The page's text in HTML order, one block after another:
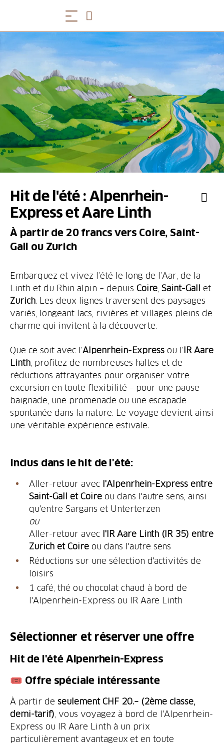
Hit de l'été : Alpenrhein-
Express et Aare Linth
À partir de 20 francs vers Coire, Saint-
Gall ou Zurich
Embarquez et vivez l’été le long de l’Aar, de la
Linth et du Rhin alpin – depuis Coire ,Saint‑Gall et
Zurich. Les deux lignes traversent des paysages
variés, longeant lacs, rivières et villages pleins de
charme qui invitent à la découverte.
Que ce soit avec l’Alpenrhein‑Express ou l’IR Aare
Linth, profitez de nombreuses haltes et de
réductions attrayantes pour organiser votre
excursion en toute flexibilité – pour une pause
baignade, une promenade ou une escapade
spontanée dans la nature. Le voyage devient ainsi
une véritable expérience estivale.
Inclus dans le hit de l'été:
Aller-retour avec l'Alpenrhein-Express entre
Saint-Gall et Coireou dans l'autre sens, ainsi
qu'entre Sargans et Unterterzen
ou
Aller-retour avec l'IR Aare Linth (IR 35) entre
Zurich et Coireou dans l'autre sens
Réductions sur une sélection d'activités de
loisirs
1 café, thé ou chocolat chaud à bord de
l'Alpenrhein-Express ou IR Aare Linth
Sélectionner et réserver une offre
Hit de l'été Alpenrhein-Express
🎟️ Offre spéciale intéressante
À partir de seulement CHF 20.– (2ème classe,
demi-tarif) , vous voyagez à bord de l'Alpenrhein-
Express ou IR Aare Linth à un prix
particulièrement avantageux et en toute